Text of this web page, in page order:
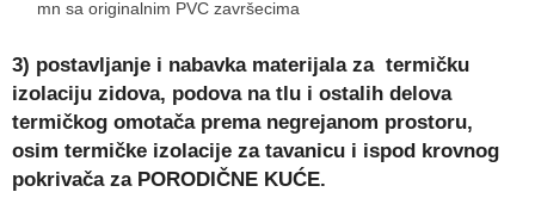
mn sa originalnim PVC završecima
3) postavljanje i nabavka materijala za termičku
izolaciju zidova, podova na tlu i ostalih delova
termičkog omotača prema negrejanom prostoru,
osim termičke izolacije za tavanicu i ispod krovnog
pokrivača zaPORODIČNE KUĆE.